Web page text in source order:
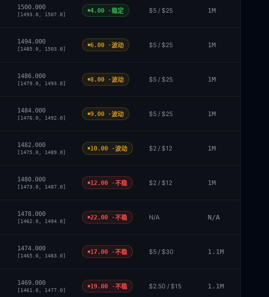
1500.000
[1493.0, 1507.0]
4.00 ·稳定 $5 / $25 1M
1494.000
[1485.0, 1503.0]
6.00 ·波动 $5 / $25 1M
1486.000
[1479.0, 1493.0]
8.00 ·波动 $5 / $25 1M
1484.000
[1476.0, 1492.0]
9.00 ·波动 $5 / $25 1M
1482.000
[1475.0, 1489.0]
10.00 ·波动 $2 / $12 1M
1480.000
[1473.0, 1487.0]
12.00 ·不稳 $2 / $12 1M
1478.000
[1462.0, 1494.0]
22.00 ·不稳 N/A N/A
1474.000
[1465.0, 1483.0]
17.00 ·不稳 $5 / $30 1.1M
1469.000
[1461.0, 1477.0]
19.00 ·不稳 $2.50 / $15 1.1M